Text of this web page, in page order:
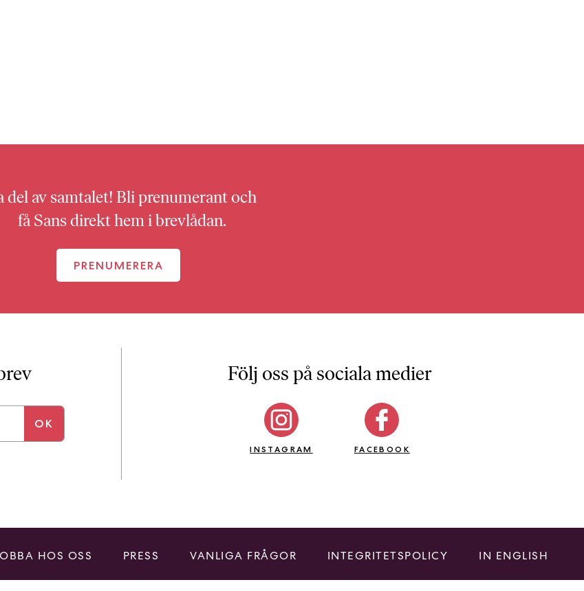
del av samtalet! Bli prenumerant och
få Sans direkt hem i brevlådan.
PRENUMERERA
Följ oss på sociala medier
INSTAGRAM FACEBOOK
HOS OSS PRESS VANLIGA FRÅGOR INTEGRITETSPOLICY IN ENGLISH